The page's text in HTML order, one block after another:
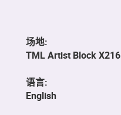
场地:
TML Artist Block X216
语言:
English